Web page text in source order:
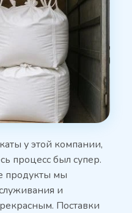
у этой компании,
процесс был супер.
продукты мы
и
Поставки